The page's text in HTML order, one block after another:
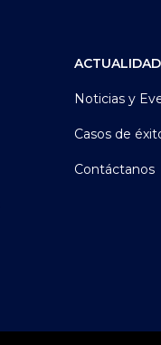
ACTUALIDAD
Noticias y
Casos de
Contáctanos